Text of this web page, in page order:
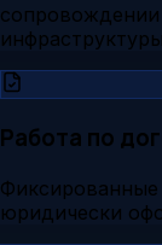
инфраструктуры
Работа по
Фиксированные
юридически